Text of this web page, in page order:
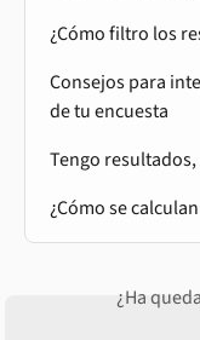
¿Cómo filtro los
Consejos para
de tu encuesta
Tengo
¿Cómo se
¿Ha